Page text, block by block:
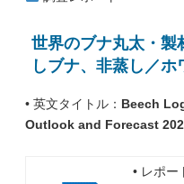
世界のブナ丸太・製
しブナ、非蒸し／ホ
• 英文タイトル： Beech
Outlook and Forecast
• レポー